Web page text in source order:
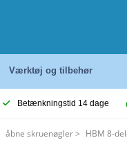
Værktøj og tilbehør
Betænkningstid 14 dage
åbne skruenøgler> HBM 8-